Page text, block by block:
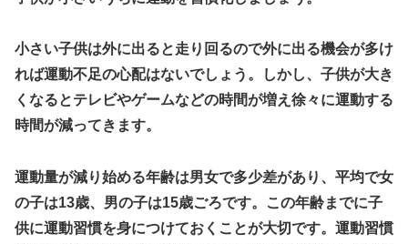
小さい子供は外に出ると走り回るので外に出る機会が多け
れば運動不足の心配はないでしょう。しかし、子供が大き
くなるとテレビやゲームなどの時間が増え徐々に運動する
時間が減ってきます。
運動量が減り始める年齢は男女で多少差があり、平均で女
の子は13歳、男の子は15歳ごろです。この年齢までに子
供に運動習慣を身につけておくことが大切です。運動習慣